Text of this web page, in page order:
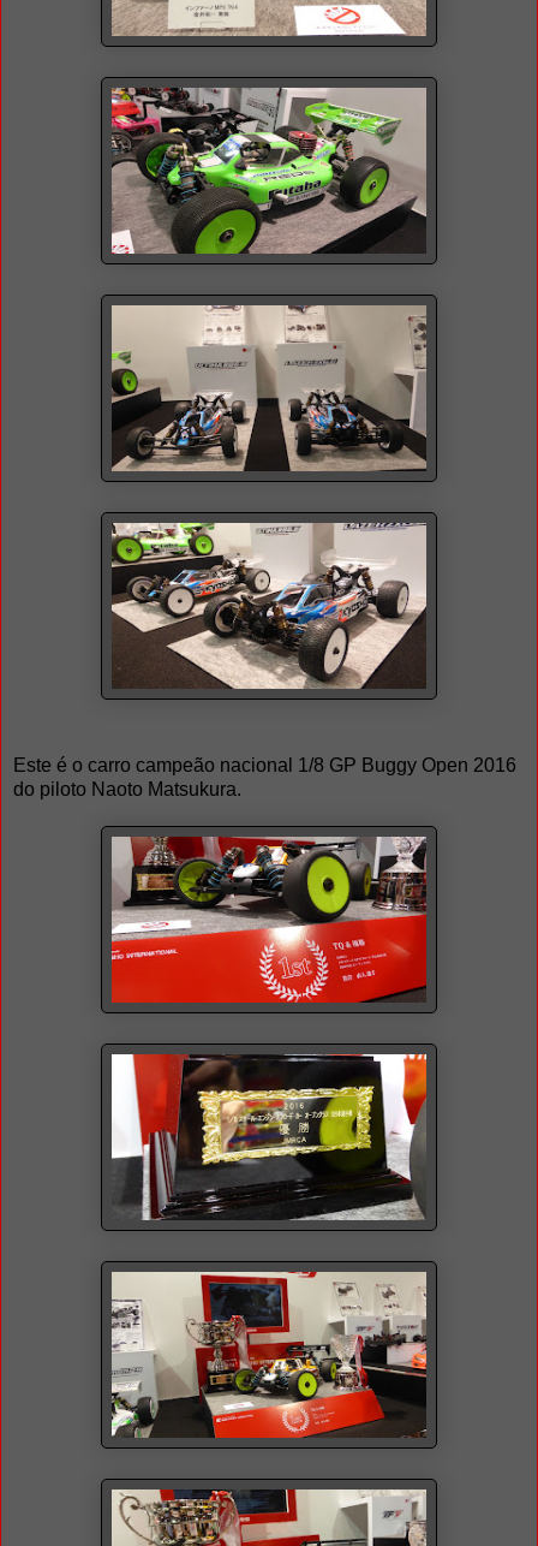
Este é o carro campeão nacional 1/8 GP Buggy Open 2016
do piloto Naoto Matsukura.